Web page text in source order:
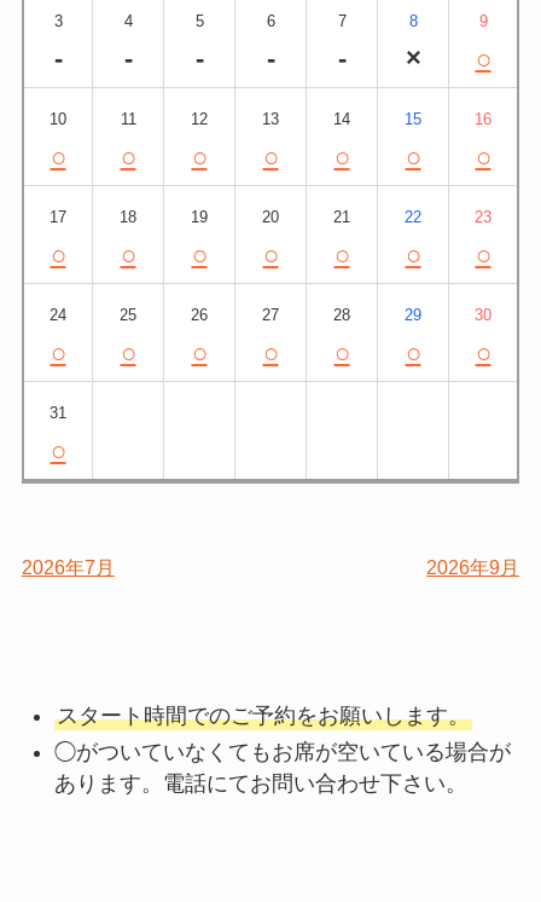
3
-
4
-
5
-
6
-
7
-
8
×
9
○
10
○
11
○
12
○
13
○
14
○
15
○
16
○
17
○
18
○
19
○
20
○
21
○
22
○
23
○
24
○
25
○
26
○
27
○
28
○
29
○
30
○
31
○
2026年7月 2026年9月
スタート時間でのご予約をお願いします。
◯がついていなくてもお席が空いている場合が
あります。電話にてお問い合わせ下さい。